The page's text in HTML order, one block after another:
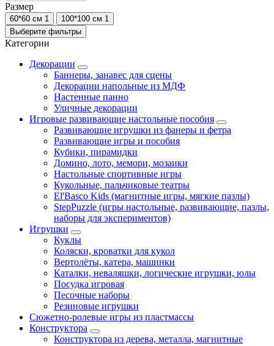
Размер
60*60 см 1 100*100 см 1
Выберите фильтры
Категории
Декорации
Баннеры, занавес для сцены
Декорации напольные из МДФ
Настенные панно
Уличные декорации
Игровые развивающие настольные пособия
Развивающие игрушки из фанеры и фетра
Развивающие игры и пособия
Кубики, пирамидки
Домино, лото, мемори, мозаики
Настольные спортивные игры
Кукольные, пальчиковые театры
El'Basco Kids (магнитные игры, мягкие пазлы)
StepPuzzle (игры настольные, развивающие, пазлы,
наборы для экспериментов)
Игрушки
Куклы
Коляски, кроватки для кукол
Вертолёты, катера, машинки
Каталки, неваляшки, логические игрушки, юлы
Посудка игровая
Песочные наборы
Резиновые игрушки
Сюжетно-ролевые игры из пластмассы
Конструктора
Конструктора из дерева, металла, магнитные